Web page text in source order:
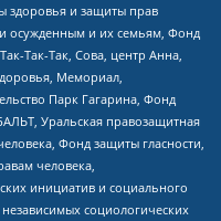
здоровья и защиты прав
осужденным и их семьям, Фонд
Так-Так, Сова, центр Анна,
Мемориал,
Парк Гагарина, Фонд
Уральская правозащитная
Фонд защиты гласности,
человека,
инициатив и социального
социологических